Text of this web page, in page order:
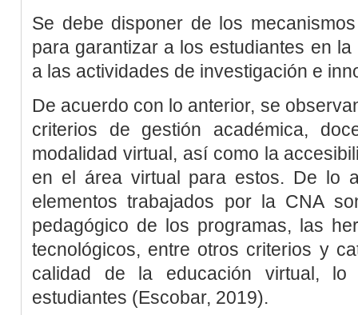
Se debe disponer de los
para garantizar a los estudiantes en
a las actividades de investigación e
De acuerdo con lo anterior, se
criterios de gestión académica,
modalidad virtual, así como la
en el área virtual para estos. De lo
elementos trabajados por la CNA
pedagógico de los programas, las
tecnológicos, entre otros criterios y
calidad de la educación virtual,
estudiantes (Escobar, 2019).